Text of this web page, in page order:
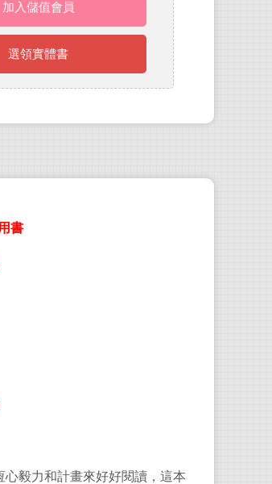
加入儲值會員
選領實體書
書
心毅力和計畫來好好閱讀，這本